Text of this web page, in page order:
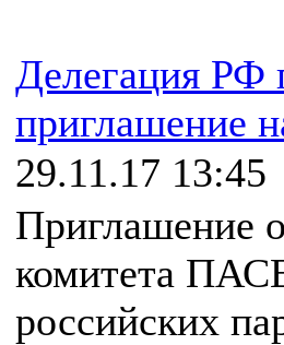
Делегация РФ
приглашение
29.11.17 13:45
Приглашение
комитета
российских